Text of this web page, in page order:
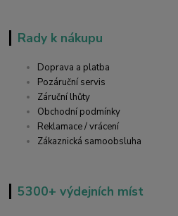
Rady k nákupu
Doprava a platba
Pozáruční servis
Záruční lhůty
Obchodní podmínky
Reklamace / vrácení
Zákaznická samoobsluha
5300+ výdejních míst